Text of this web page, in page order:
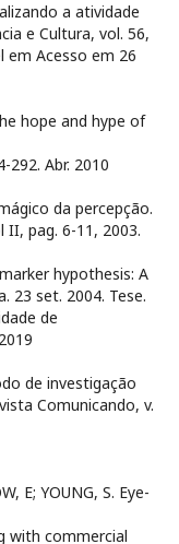
a atividade
e Cultura, vol. 56,
em Acesso em 26
hope and hype of
292. Abr. 2010
da percepção.
II, pag. 6-11, 2003.
hypothesis: A
23 set. 2004. Tese.
de
de investigação
Comunicando, v.
E; YOUNG, S. Eye-
with commercial